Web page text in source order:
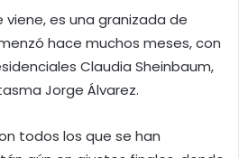
viene, es una granizada de
hace muchos meses, con
Claudia Sheinbaum,
Jorge Álvarez.
todos los que se han